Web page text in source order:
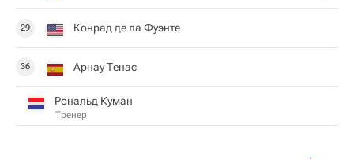
29 Конрад де ла Фуэнте
36 Арнау Тенас
Рональд Куман
Тренер